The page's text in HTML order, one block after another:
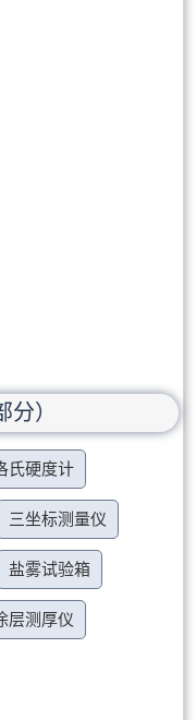
）
氏硬度计
三坐标测量仪
盐雾试验箱
层测厚仪